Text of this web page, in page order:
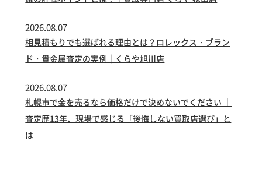
相見積もりでも選ばれる理由とは？ロレックス・ブラン
ド・貴金属査定の実例｜くらや旭川店
2026.08.07
札幌市で金を売るなら価格だけで決めないでください ｜
査定歴13年、現場で感じる「後悔しない買取店選び」と
は
2026.08.07